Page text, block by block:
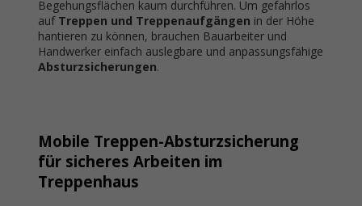
Begehungsflächen kaum durchführen. Um gefahrlos
auf Treppen und Treppenaufgängen in der Höhe
hantieren zu können, brauchen Bauarbeiter und
Handwerker einfach auslegbare und anpassungsfähige
Absturzsicherungen.
Mobile Treppen-Absturzsicherung
für sicheres Arbeiten im
Treppenhaus